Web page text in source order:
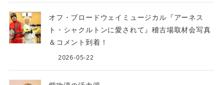
オフ・ブロードウェイミュージカル『アーネス
ト・シャクルトンに愛されて』稽古場取材会写真
＆コメント到着！
2026-05-22